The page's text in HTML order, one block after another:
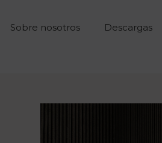
Sobre nosotros Descargas